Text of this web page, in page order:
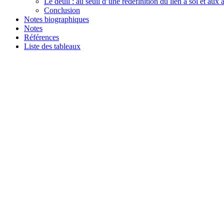
Conclusion
Notes biographiques
Notes
Références
Liste des tableaux